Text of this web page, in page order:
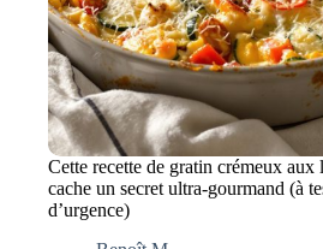
Cette recette de gratin crémeux aux
cache un secret ultra-gourmand (à
d’urgence)